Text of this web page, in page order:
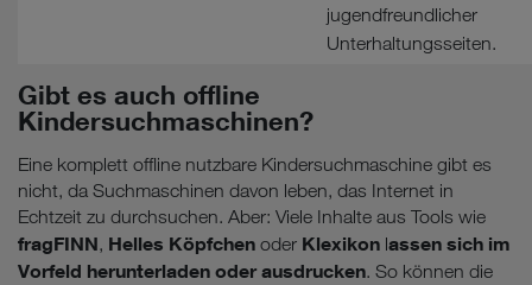
jugendfreundlicher
Unterhaltungsseiten.
Gibt es auch offline
Kindersuchmaschinen?
Eine komplett offline nutzbare Kindersuchmaschine gibt es
nicht, da Suchmaschinen davon leben, das Internet in
Echtzeit zu durchsuchen. Aber: Viele Inhalte aus Tools wie
fragFINN, Helles Köpfchen oder Klexikon lassen sich im
Vorfeld herunterladen oder ausdrucken. So können die